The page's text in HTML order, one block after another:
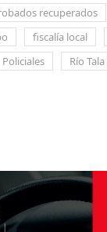
recuperados
fiscalía local
Policiales Río Tala